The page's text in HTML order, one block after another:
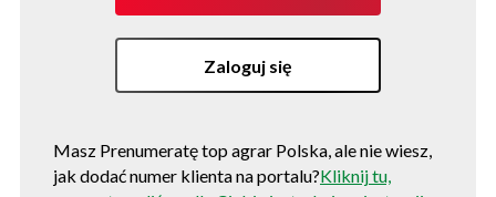
Zaloguj się
Masz Prenumeratę top agrar Polska, ale nie wiesz,
jak dodać numer klienta na portalu?Kliknij tu,